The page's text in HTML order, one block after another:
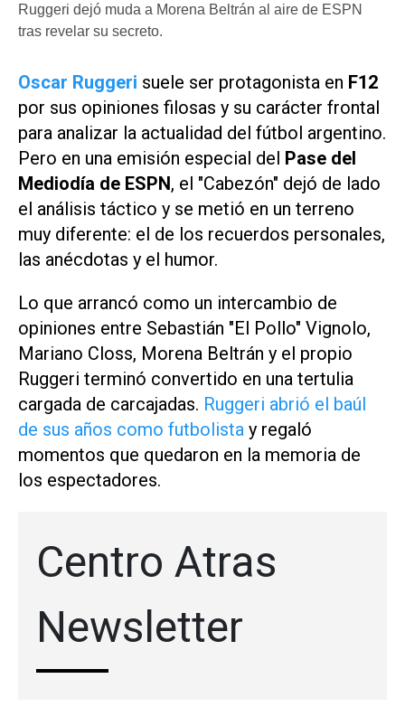
Ruggeri dejó muda a Morena Beltrán al aire de ESPN
tras revelar su secreto.
Oscar Ruggeri suele ser protagonista en F12
por sus opiniones filosas y su carácter frontal
para analizar la actualidad del fútbol argentino.
Pero en una emisión especial del Pase del
Mediodía de ESPN, el "Cabezón" dejó de lado
el análisis táctico y se metió en un terreno
muy diferente: el de los recuerdos personales,
las anécdotas y el humor.
Lo que arrancó como un intercambio de
opiniones entre Sebastián "El Pollo" Vignolo,
Mariano Closs, Morena Beltrán y el propio
Ruggeri terminó convertido en una tertulia
cargada de carcajadas. Ruggeri abrió el baúl
de sus años como futbolista y regaló
momentos que quedaron en la memoria de
los espectadores.